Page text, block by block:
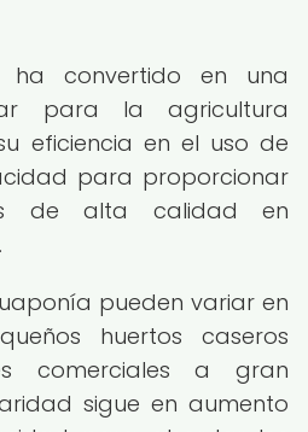
ha convertido en una
para la agricultura
eficiencia en el uso de
para proporcionar
de alta calidad en
pueden variar en
huertos caseros
comerciales a gran
sigue en aumento